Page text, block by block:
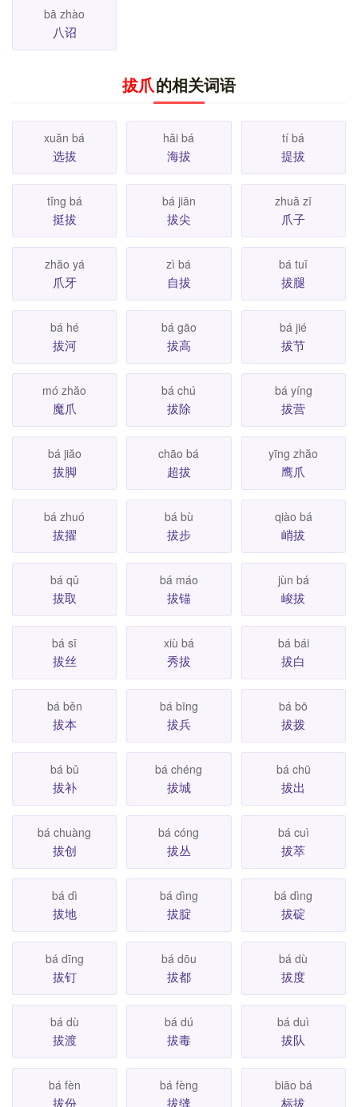
bā zhào
八诏
拔爪的相关词语
xuăn bá
选拔
hăi bá
海拔
tí bá
提拔
tǐng bá
挺拔
bá jiān
拔尖
zhuă zī
爪子
zhăo yá
爪牙
zì bá
自拔
bá tuǐ
拔腿
bá hé
拔河
bá gāo
拔高
bá jié
拔节
mó zhăo
魔爪
bá chú
拔除
bá yíng
拔营
bá jiăo
拔脚
chāo bá
超拔
yīng zhăo
鹰爪
bá zhuó
拔擢
bá bù
拔步
qiào bá
峭拔
bá qǔ
拔取
bá máo
拔锚
jùn bá
峻拔
bá sī
拔丝
xiù bá
秀拔
bá bái
拔白
bá běn
拔本
bá bīng
拔兵
bá bō
拔拨
bá bǔ
拔补
bá chéng
拔城
bá chū
拔出
bá chuàng
拔创
bá cóng
拔丛
bá cuì
拔萃
bá dì
拔地
bá dìng
拔腚
bá dìng
拔碇
bá dīng
拔钉
bá dōu
拔都
bá dù
拔度
bá dù
拔渡
bá dú
拔毒
bá duì
拔队
bá fèn
拔份
bá fèng
拔缝
biāo bá
标拔